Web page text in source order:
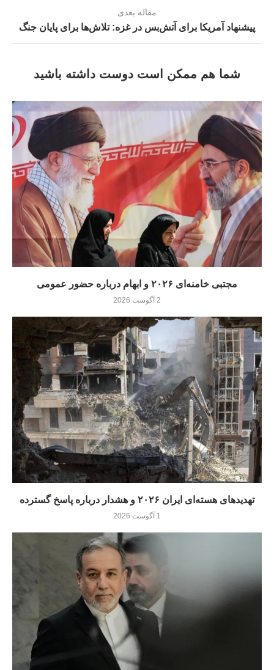
مقاله بعدی
پیشنهاد آمریکا برای آتش‌بس در غزه: تلاش‌ها برای پایان جنگ
شما هم ممکن است دوست داشته باشید
مجتبی خامنه‌ای ۲۰۲۶ و ابهام درباره حضور عمومی
2 آگوست 2026
تهدیدهای هسته‌ای ایران ۲۰۲۶ و هشدار درباره پاسخ گسترده
1 آگوست 2026